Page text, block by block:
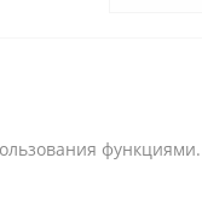
функциями.